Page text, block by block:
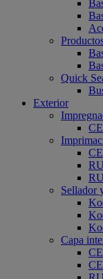
Quick
Exterior
Sellador
Capa